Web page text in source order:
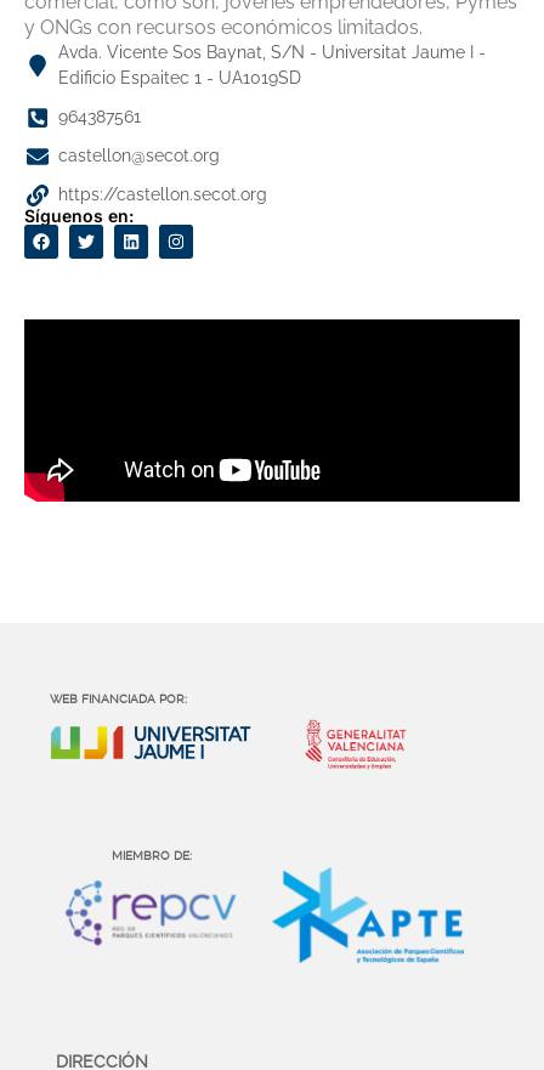
y ONGs con recursos económicos limitados.
Avda. Vicente Sos Baynat, S/N - Universitat Jaume I -
Edificio Espaitec 1 - UA1019SD
964387561
castellon@secot.org
https://castellon.secot.org
Síguenos en:
WEB FINANCIADA POR:
MIEMBRO DE:
DIRECCIÓN